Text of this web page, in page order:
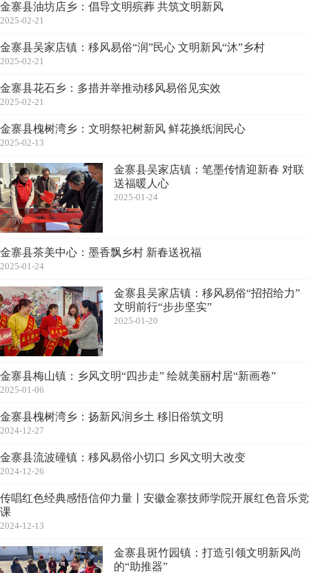
金寨县油坊店乡：倡导文明殡葬 共筑文明新风
2025-02-21
金寨县吴家店镇：移风易俗“润”民心 文明新风“沐”乡村
2025-02-21
金寨县花石乡：多措并举推动移风易俗见实效
2025-02-21
金寨县槐树湾乡：文明祭祀树新风 鲜花换纸润民心
2025-02-13
金寨县吴家店镇：笔墨传情迎新春 对联
送福暖人心
2025-01-24
金寨县茶美中心：墨香飘乡村 新春送祝福
2025-01-24
金寨县吴家店镇：移风易俗“招招给力”
文明前行“步步坚实”
2025-01-20
金寨县梅山镇：乡风文明“四步走” 绘就美丽村居“新画卷”
2025-01-06
金寨县槐树湾乡：扬新风润乡土 移旧俗筑文明
2024-12-27
金寨县流波䃥镇：移风易俗小切口 乡风文明大改变
2024-12-26
传唱红色经典感悟信仰力量丨安徽金寨技师学院开展红色音乐党
课
2024-12-13
金寨县斑竹园镇：打造引领文明新风尚
的“助推器”